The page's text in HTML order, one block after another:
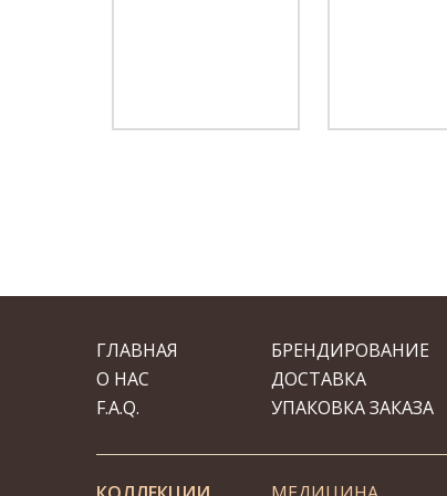
ГЛАВНАЯ
О НАС
F.A.Q.
БРЕНДИРОВАНИЕ
ДОСТАВКА
УПАКОВКА ЗАКАЗА